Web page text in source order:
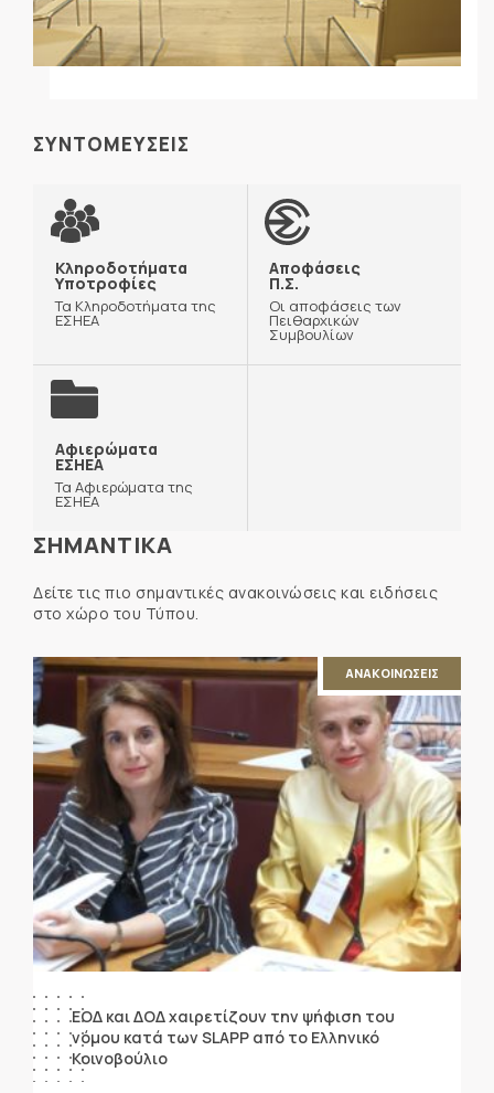
ΣΥΝΤΟΜΕΥΣΕΙΣ
Κληροδοτήματα
Υποτροφίες
Τα Κληροδοτήματα της
ΕΣΗΕΑ
Αποφάσεις
Π.Σ.
Οι αποφάσεις των
Πειθαρχικών
Συμβουλίων
Αφιερώματα
ΕΣΗΕΑ
Τα Αφιερώματα της
ΕΣΗΕΑ
ΣΗΜΑΝΤΙΚΑ
Δείτε τις πιο σημαντικές ανακοινώσεις και ειδήσεις
στο χώρο του Τύπου.
ΑΝΑΚΟΙΝΩΣΕΙΣ
ΕΟΔ και ΔΟΔ χαιρετίζουν την ψήφιση του
νόμου κατά των SLAPP από το Ελληνικό
Κοινοβούλιο